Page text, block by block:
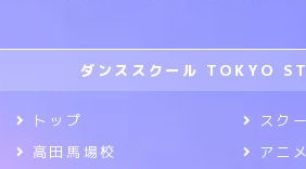
ダンススクール TOKYO
トップ
スク
高田馬場校
アニ